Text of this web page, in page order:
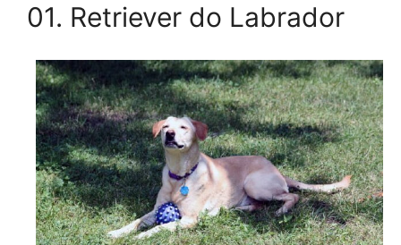
01. Retriever do Labrador